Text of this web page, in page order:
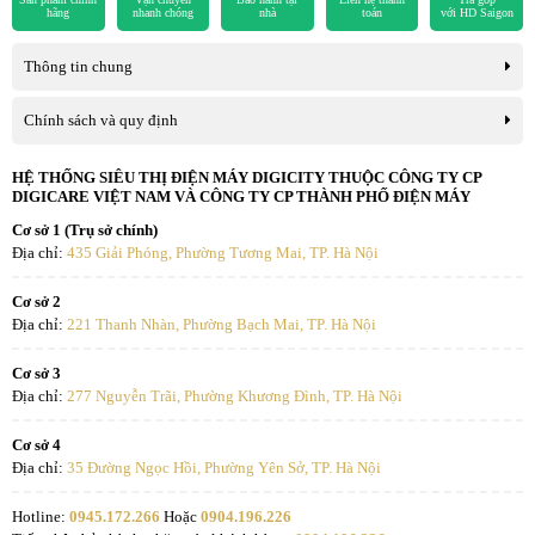
Công nghệ kháng khuẩn, khử mùi
Được trang bị thêmbộ lọc than hoạt tính
toàn vệ sinh thực phẩm.
hãng
nhanh chóng
nhà
toán
với HD Saigon
Thông tin chung
Chính sách và quy định
HỆ THỐNG SIÊU THỊ ĐIỆN MÁY DIGICITY THUỘC CÔNG TY CP
DIGICARE VIỆT NAM VÀ CÔNG TY CP THÀNH PHỐ ĐIỆN MÁY
Cơ sở 1 (Trụ sở chính)
Địa chỉ: 435 Giải Phóng, Phường Tương Mai, TP. Hà Nội
Cơ sở 2
Địa chỉ: 221 Thanh Nhàn, Phường Bạch Mai, TP. Hà Nội
Cơ sở 3
Địa chỉ: 277 Nguyễn Trãi, Phường Khương Đình, TP. Hà Nội
Cơ sở 4
Địa chỉ: 35 Đường Ngọc Hồi, Phường Yên Sở, TP. Hà Nội
Hotline: 0945.172.266 Hoặc 0904.196.226